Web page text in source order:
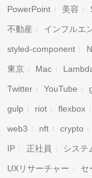
PowerPoint 美容
不動産 インフルエ
styled-component
東京 Mac
Twitter YouTube
gulp riot flexbox
web3 nft crypto
IP 正社員 システ
UXリサーチャー セ